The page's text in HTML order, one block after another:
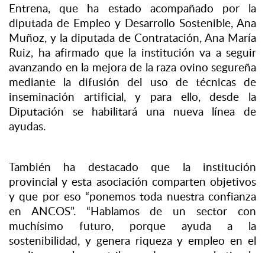
Entrena, que ha estado acompañado por la
diputada de Empleo y Desarrollo Sostenible, Ana
Muñoz, y la diputada de Contratación, Ana María
Ruiz, ha afirmado que la institución va a seguir
avanzando en la mejora de la raza ovino segureña
mediante la difusión del uso de técnicas de
inseminación artificial, y para ello, desde la
Diputación se habilitará una nueva línea de
ayudas.
También ha destacado que la institución
provincial y esta asociación comparten objetivos
y que por eso “ponemos toda nuestra confianza
en ANCOS”. “Hablamos de un sector con
muchísimo futuro, porque ayuda a la
sostenibilidad, y genera riqueza y empleo en el